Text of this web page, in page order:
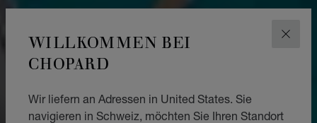
WILLKOMMEN BEI
CHOPARD
Wir liefern an Adressen in United States. Sie
navigieren in Schweiz, möchten Sie Ihren Standort